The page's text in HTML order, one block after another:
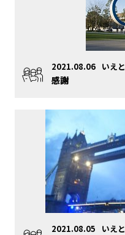
2021.08.06 いえ
感謝
2021.08.05 いえ